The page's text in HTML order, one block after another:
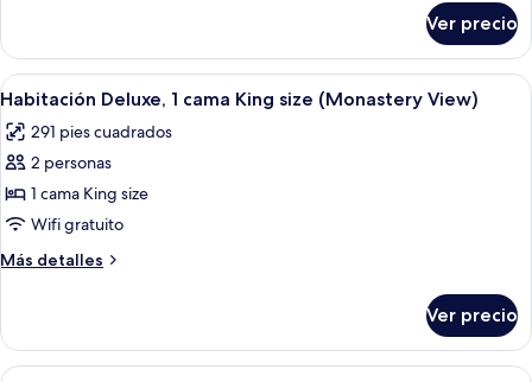
1
habitación
Ver precio
Abrir
todas
las
fotos
de
Habitación
Deluxe,
1
King
size
Habitación de hotel con una cama
5
Habitación Deluxe, 1 cama King size (Monastery View)
291 pies cuadrados
2 personas
1 cama King size
Wifi gratuito
Más detalles
Más
Deluxe,
Ver precio
Habitación de hotel con una cama